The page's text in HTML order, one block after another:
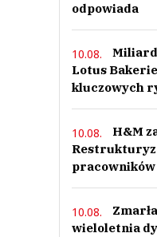
odpowiada
10.08.
Lotus
kluczowych
10.08.
H&M
pracowników
10.08.
wieloletnia